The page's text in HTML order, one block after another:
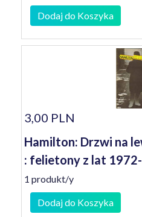
Dodaj do Koszyka
3,00 PLN
Hamilton: Drzwi na
: felietony z lat
1 produkt/y
Dodaj do Koszyka